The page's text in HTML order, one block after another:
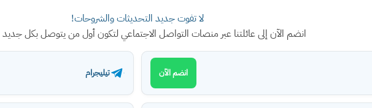
لا تفوت جديد التحديثات والشروحات!
انضم الآن إلى عائلتنا عبر منصات التواصل الاجتماعي لتكون أول من يتوصل بكل
انضم الآن تيليجرام